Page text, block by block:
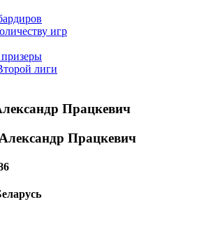
игр
лиги
Працкевич